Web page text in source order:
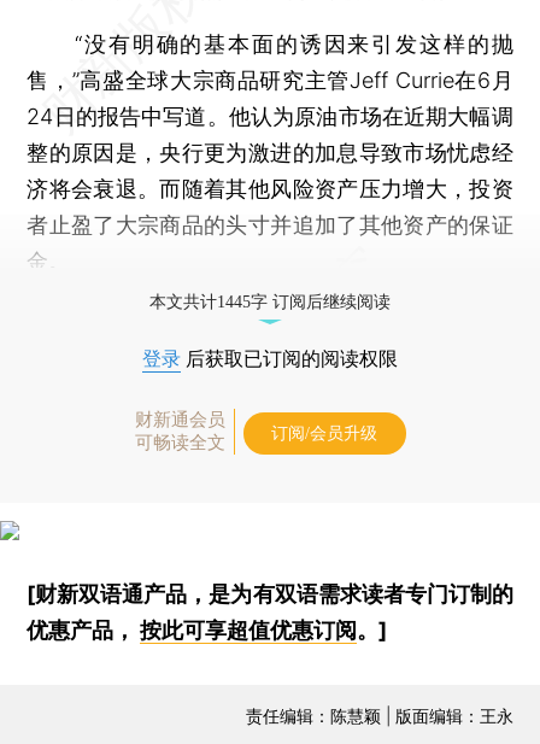
“没有明确的基本面的诱因来引发这样的抛
售，”高盛全球大宗商品研究主管Jeff Currie在6月
24日的报告中写道。他认为原油市场在近期大幅调
整的原因是，央行更为激进的加息导致市场忧虑经
济将会衰退。而随着其他风险资产压力增大，投资
者止盈了大宗商品的头寸并追加了其他资产的保证
金。
本文共计1445字 订阅后继续阅读
登录 后获取已订阅的阅读权限
财新通会员
可畅读全文
订阅/会员升级
[财新双语通产品，是为有双语需求读者专门订制的
优惠产品，按此可享超值优惠订阅。]
责任编辑：陈慧颖 | 版面编辑：王永